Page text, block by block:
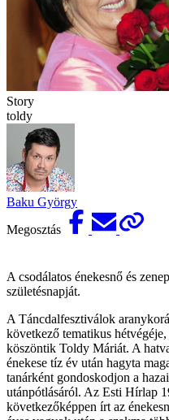
Story
toldy
Baku György
Megosztás
A csodálatos énekesnő és
születésnapját.
A Táncdalfesztiválok
következő tematikus
köszöntik Toldy Máriát. A
énekese tíz év után hagyta
tanárként gondoskodjon a
utánpótlásáról. Az Esti Hírlap
következőképpen írt az